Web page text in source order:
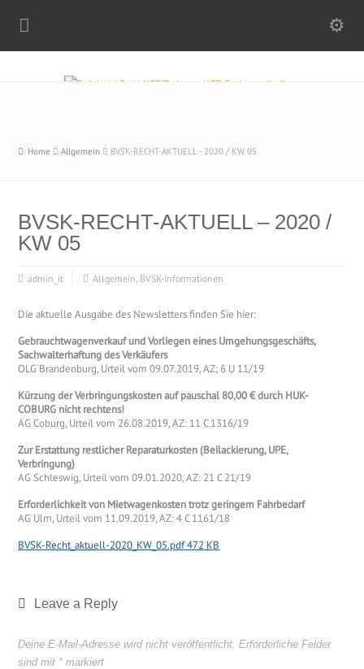
Home Allgemein BVSK-RECHT-AKTUELL - 2020 / KW 05
BVSK-RECHT-AKTUELL – 2020 /
KW 05
admin_it Allgemein, BVSK-Informationen
Die aktuelle Ausgabe des Newsletters finden Sie hier:
Gebrauchtwagenverkauf und Vorliegen eines Umgehungsgeschäfts,
Sachwalterhaftung des Verkäufers
OLG Brandenburg, Urteil vom 09.07.2019, AZ; 6 U 11/19
Kürzung der Verbringungskosten auf pauschal 80,00 € durch HUK-
COBURG nicht rechtens!
AG Coburg, Urteil vom 26.08.2019, AZ: 11 C 1316/19
Zur Erstattung restlicher Reparaturkosten (Beilackierung, UPE,
Verbringung)
AG Schleswig, Urteil vom 09.01.2020, AZ: 21 C 21/19
Erforderlichkeit von Mietwagenkosten trotz geringem Fahrbedarf
AG Ulm, Urteil vom 11.09.2019, AZ: 4 C 1161/18
BVSK-Recht_aktuell-2020_KW_05.pdf 472 KB
Leave a Reply
Deine E-Mail-Adresse wird nicht veröffentlicht. Erforderliche Felder
sind mit * markiert